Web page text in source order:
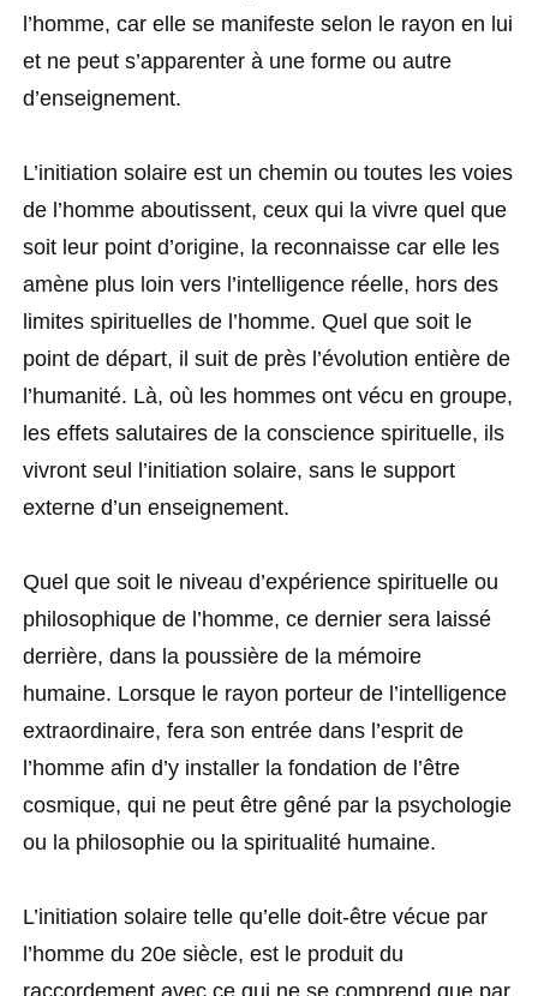
l’homme, car elle se manifeste selon le rayon en lui
et ne peut s’apparenter à une forme ou autre
d’enseignement.
L’initiation solaire est un chemin ou toutes les voies
de l’homme aboutissent, ceux qui la vivre quel que
soit leur point d’origine, la reconnaisse car elle les
amène plus loin vers l’intelligence réelle, hors des
limites spirituelles de l’homme. Quel que soit le
point de départ, il suit de près l’évolution entière de
l’humanité. Là, où les hommes ont vécu en groupe,
les effets salutaires de la conscience spirituelle, ils
vivront seul l’initiation solaire, sans le support
externe d’un enseignement.
Quel que soit le niveau d’expérience spirituelle ou
philosophique de l’homme, ce dernier sera laissé
derrière, dans la poussière de la mémoire
humaine. Lorsque le rayon porteur de l’intelligence
extraordinaire, fera son entrée dans l’esprit de
l’homme afin d’y installer la fondation de l’être
cosmique, qui ne peut être gêné par la psychologie
ou la philosophie ou la spiritualité humaine.
L’initiation solaire telle qu’elle doit-être vécue par
l’homme du 20e siècle, est le produit du
raccordement avec ce qui ne se comprend que par